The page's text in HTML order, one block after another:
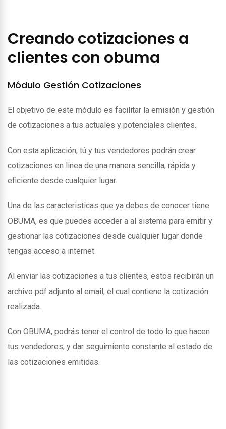
Creando cotizaciones a
clientes con obuma
Módulo Gestión Cotizaciones
El objetivo de este módulo es facilitar la emisión y gestión
de cotizaciones a tus actuales y potenciales clientes.
Con esta aplicación, tú y tus vendedores podrán crear
cotizaciones en linea de una manera sencilla, rápida y
eficiente desde cualquier lugar.
Una de las caracteristicas que ya debes de conocer tiene
OBUMA, es que puedes acceder a al sistema para emitir y
gestionar las cotizaciones desde cualquier lugar donde
tengas acceso a internet.
Al enviar las cotizaciones a tus clientes, estos recibirán un
archivo pdf adjunto al email, el cual contiene la cotización
realizada.
Con OBUMA, podrás tener el control de todo lo que hacen
tus vendedores, y dar seguimiento constante al estado de
las cotizaciones emitidas.